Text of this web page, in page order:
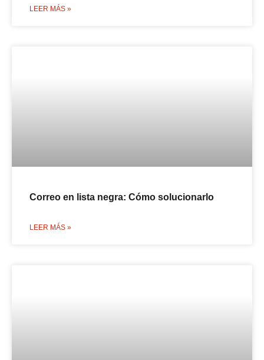
LEER MÁS »
Correo en lista negra: Cómo solucionarlo
LEER MÁS »